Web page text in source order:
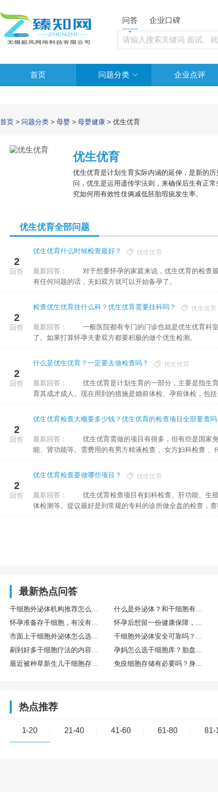
问答 企业口碑
首页 问题分类 企业点评
首页 > 问题分类 > 母婴 > 母婴健康 > 优生优育
优生优育
优生优育是计划生育实际内涵的延伸，是新的
问，优生是运用遗传学法则，来确保后生有正
究如何用有效性伎俩减低胚胎瑕疵发生率。
优生优育全部问题
2
回答
优生优育什么时候检查最好？ 优生优育
最新回答：
有任何问题的话，夫妇双方就可以开始备孕了。
2
回答
检查优生优育挂什么科？优生优育需要挂科吗？ 优生优育
最新回答：
了。如果打算怀孕夫妻双方都要积极的做个优生检测。
2
回答
什么是优生优育？一定要去做检查吗？ 优生优育
最新回答：
育其成才成人。现在用到的措施是婚前体检、孕前体检，包
2
回答
优生优育检查大概要多少钱？优生优育的检查项目全部要查
最新回答：
能、肾功能等。需费用的有男方精液检查 、女方妇科检查 、
2
回答
优生优育检查要做哪些项目？ 优生优育
最新回答：
体检测等。提议最好是到常规的专科的诊所做全盘的检查，
最新热点问答
热点推荐
1-20 21-40 41-60 61-80 81-